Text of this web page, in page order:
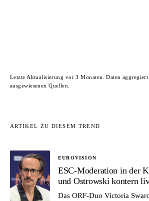
Letzte Aktualisierung vor 3 Monaten. Daten aggregiert
ausgewiesenen Quellen.
ARTIKEL ZU DIESEM TREND
EUROVISION
ESC-Moderation in der
und Ostrowski kontern
Das ORF-Duo Victoria